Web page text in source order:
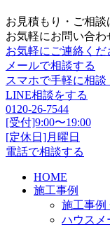
お見積もり・ご相談
お気軽にお問い合わ
お気軽にご連絡くだ
メールで相談する
スマホで手軽に相談
LINE相談をする
0120-26-7544
[受付]9:00〜19:00
[定休日]月曜日
電話で相談する
HOME
施工事例
施工事例
ハウスメ